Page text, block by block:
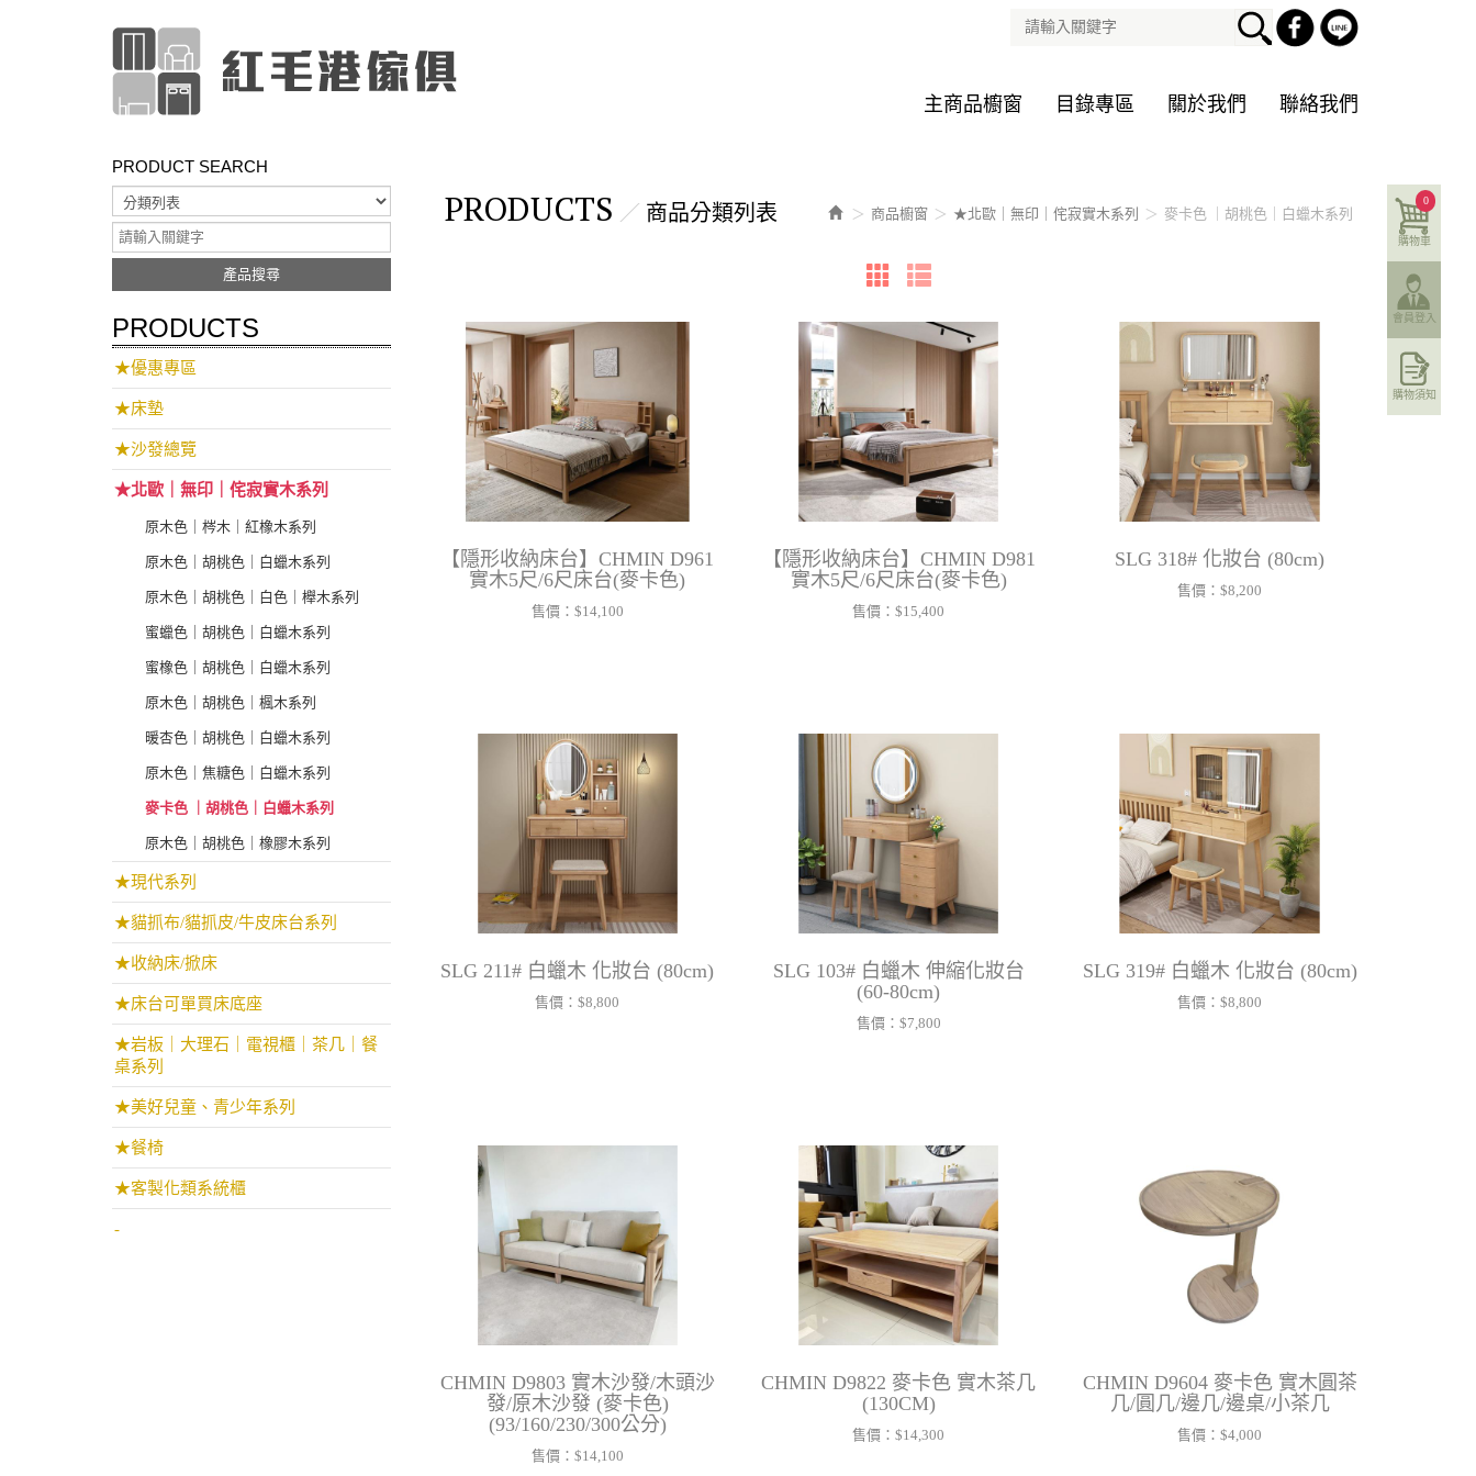
主商品櫥窗 目錄專區 關於我們 聯絡我們
PRODUCT SEARCH
產品搜尋
PRODUCTS
★優惠專區
★床墊
★沙發總覽
★北歐｜無印｜侘寂實木系列
原木色｜梣木｜紅橡木系列
原木色｜胡桃色｜白蠟木系列
原木色｜胡桃色｜白色｜櫸木系列
蜜蠟色｜胡桃色｜白蠟木系列
蜜橡色｜胡桃色｜白蠟木系列
原木色｜胡桃色｜楓木系列
暖杏色｜胡桃色｜白蠟木系列
原木色｜焦糖色｜白蠟木系列
麥卡色 ｜胡桃色｜白蠟木系列
原木色｜胡桃色｜橡膠木系列
★現代系列
★貓抓布/貓抓皮/牛皮床台系列
★收納床/掀床
★床台可單買床底座
★岩板｜大理石｜電視櫃｜茶几｜餐
桌系列
★美好兒童、青少年系列
★餐椅
★客製化類系統櫃
-
商品櫥窗 ★北歐｜無印｜侘寂實木系列 麥卡色 ｜胡桃色｜白蠟木系列
PRODUCTS 商品分類列表
【隱形收納床台】CHMIN D961
實木5尺/6尺床台(麥卡色)
售價： $14,100
【隱形收納床台】CHMIN D981
實木5尺/6尺床台(麥卡色)
售價：$15,400
SLG 318# 化妝台 (80cm)
售價：$8,200
SLG 211# 白蠟木 化妝台 (80cm)
售價：$8,800
SLG 103# 白蠟木 伸縮化妝台
(60-80cm)
售價： $7,800
SLG 319# 白蠟木 化妝台 (80cm)
售價：$8,800
CHMIN D9803 實木沙發/木頭沙
發/原木沙發 (麥卡色)
(93/160/230/300公分)
售價： $14,100
CHMIN D9822 麥卡色 實木茶几
(130CM)
售價：$14,300
CHMIN D9604 麥卡色 實木圓茶
几/圓几/邊几/邊桌/小茶几
售價：$4,000
購物車
0
會員登入
購物須知